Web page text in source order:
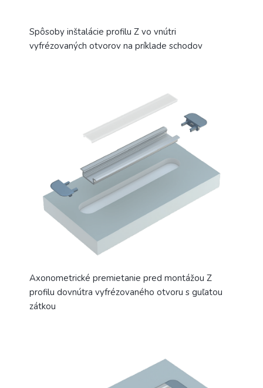
Spôsoby inštalácie profilu Z vo vnútri
vyfrézovaných otvorov na príklade schodov
Axonometrické premietanie pred montážou Z
profilu dovnútra vyfrézovaného otvoru s guľatou
zátkou